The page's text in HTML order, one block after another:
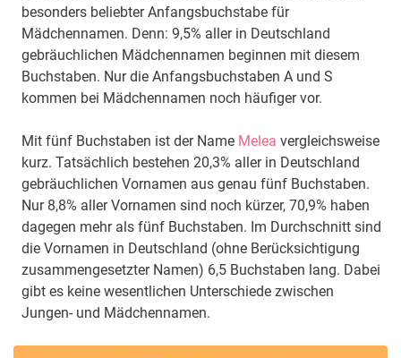
besonders beliebter Anfangsbuchstabe für
Mädchennamen. Denn: 9,5% aller in Deutschland
gebräuchlichen Mädchennamen beginnen mit diesem
Buchstaben. Nur die Anfangsbuchstaben A und S
kommen bei Mädchennamen noch häufiger vor.
Mit fünf Buchstaben ist der Name Melea vergleichsweise
kurz. Tatsächlich bestehen 20,3% aller in Deutschland
gebräuchlichen Vornamen aus genau fünf Buchstaben.
Nur 8,8% aller Vornamen sind noch kürzer, 70,9% haben
dagegen mehr als fünf Buchstaben. Im Durchschnitt sind
die Vornamen in Deutschland (ohne Berücksichtigung
zusammengesetzter Namen) 6,5 Buchstaben lang. Dabei
gibt es keine wesentlichen Unterschiede zwischen
Jungen- und Mädchennamen.